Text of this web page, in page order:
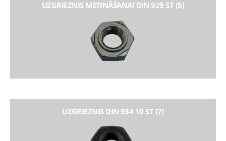
UZGRIEZNIS METINĀŠANAI DIN 929 ST (5)
UZGRIEZNIS DIN 934 10 ST (7)